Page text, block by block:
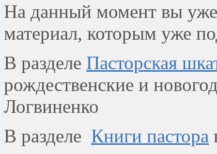
На данный момент вы уже
материал, которым уже
В разделе Пасторская
рождественские и
Логвиненко
В разделе Книги пастора